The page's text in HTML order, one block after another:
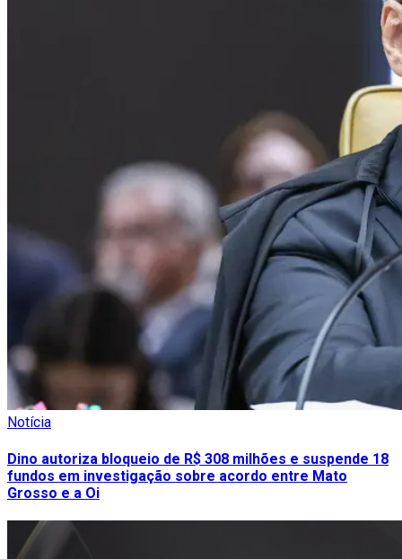
Notícia
Dino autoriza bloqueio de R$ 308 milhões e suspende 18
fundos em investigação sobre acordo entre Mato
Grosso e a Oi